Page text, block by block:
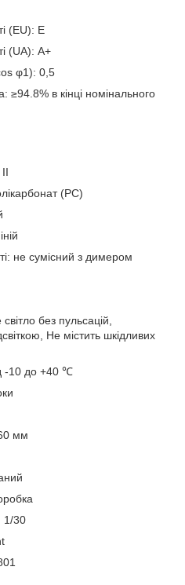
(EU): E
(UA): А+
φ1): 0,5
≥94.8% в кінці номінального
(РС)
не сумісний з димером
без пульсацій,
Не містить шкідливих
-10 до +40 ℃
мм
1/30